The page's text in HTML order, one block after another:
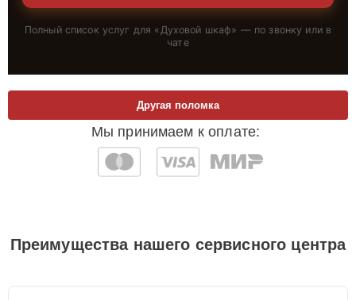
Полный список услуг для «Духовой шкаф» — по звонку или в
чате
Мы принимаем к оплате:
Другая поломка
Преимущества нашего сервисного центра